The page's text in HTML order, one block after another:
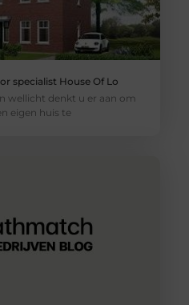
specialist House Of Lo
wellicht denkt u er aan om
eigen huis te